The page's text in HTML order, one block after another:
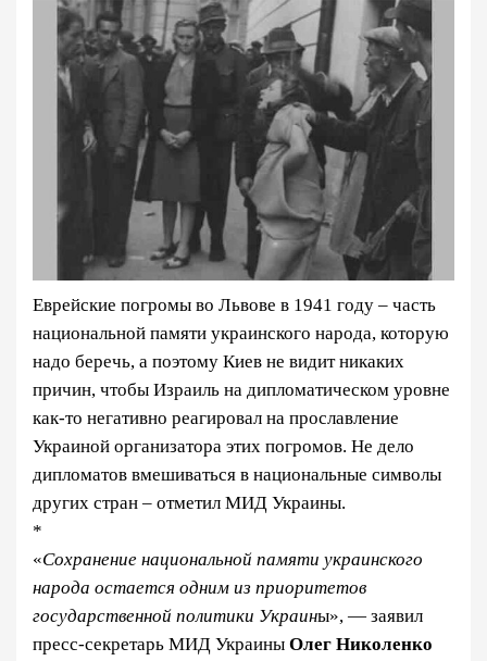
Еврейские погромы во Львове в 1941 году – часть
национальной памяти украинского народа, которую
надо беречь, а поэтому Киев не видит никаких
причин, чтобы Израиль на дипломатическом уровне
как-то негативно реагировал на прославление
Украиной организатора этих погромов. Не дело
дипломатов вмешиваться в национальные символы
других стран – отметил МИД Украины.
*
«Сохранение национальной памяти украинского
народа остается одним из приоритетов
государственной политики Украины», — заявил
пресс-секретарь МИД Украины Олег Николенко